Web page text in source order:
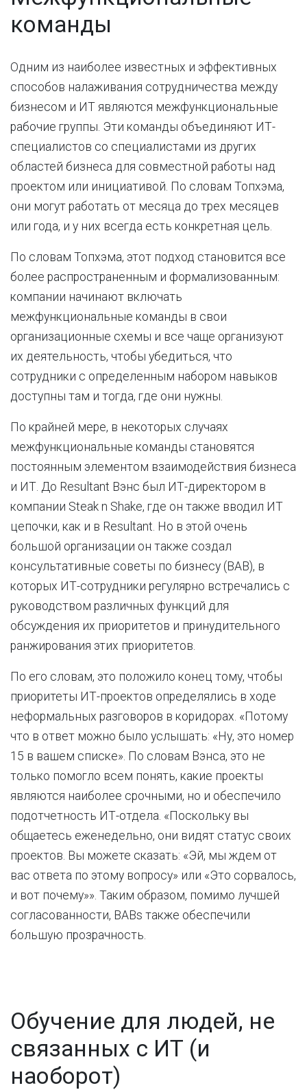
команды
Одним из наиболее известных и эффективных
способов налаживания сотрудничества между
бизнесом и ИТ являются межфункциональные
рабочие группы. Эти команды объединяют ИТ-
специалистов со специалистами из других
областей бизнеса для совместной работы над
проектом или инициативой. По словам Топхэма,
они могут работать от месяца до трех месяцев
или года, и у них всегда есть конкретная цель.
По словам Топхэма, этот подход становится все
более распространенным и формализованным:
компании начинают включать
межфункциональные команды в свои
организационные схемы и все чаще организуют
их деятельность, чтобы убедиться, что
сотрудники с определенным набором навыков
доступны там и тогда, где они нужны.
По крайней мере, в некоторых случаях
межфункциональные команды становятся
постоянным элементом взаимодействия бизнеса
и ИТ. До Resultant Вэнс был ИТ-директором в
компании Steak n Shake, где он также вводил ИТ
цепочки, как и в Resultant. Но в этой очень
большой организации он также создал
консультативные советы по бизнесу (BAB), в
которых ИТ-сотрудники регулярно встречались с
руководством различных функций для
обсуждения их приоритетов и принудительного
ранжирования этих приоритетов.
По его словам, это положило конец тому, чтобы
приоритеты ИТ-проектов определялись в ходе
неформальных разговоров в коридорах. «Потому
что в ответ можно было услышать: «Ну, это номер
15 в вашем списке». По словам Вэнса, это не
только помогло всем понять, какие проекты
являются наиболее срочными, но и обеспечило
подотчетность ИТ-отдела. «Поскольку вы
общаетесь еженедельно, они видят статус своих
проектов. Вы можете сказать: «Эй, мы ждем от
вас ответа по этому вопросу» или «Это сорвалось,
и вот почему»». Таким образом, помимо лучшей
согласованности, BABs также обеспечили
большую прозрачность.
Обучение для людей, не
связанных с ИТ (и
наоборот)